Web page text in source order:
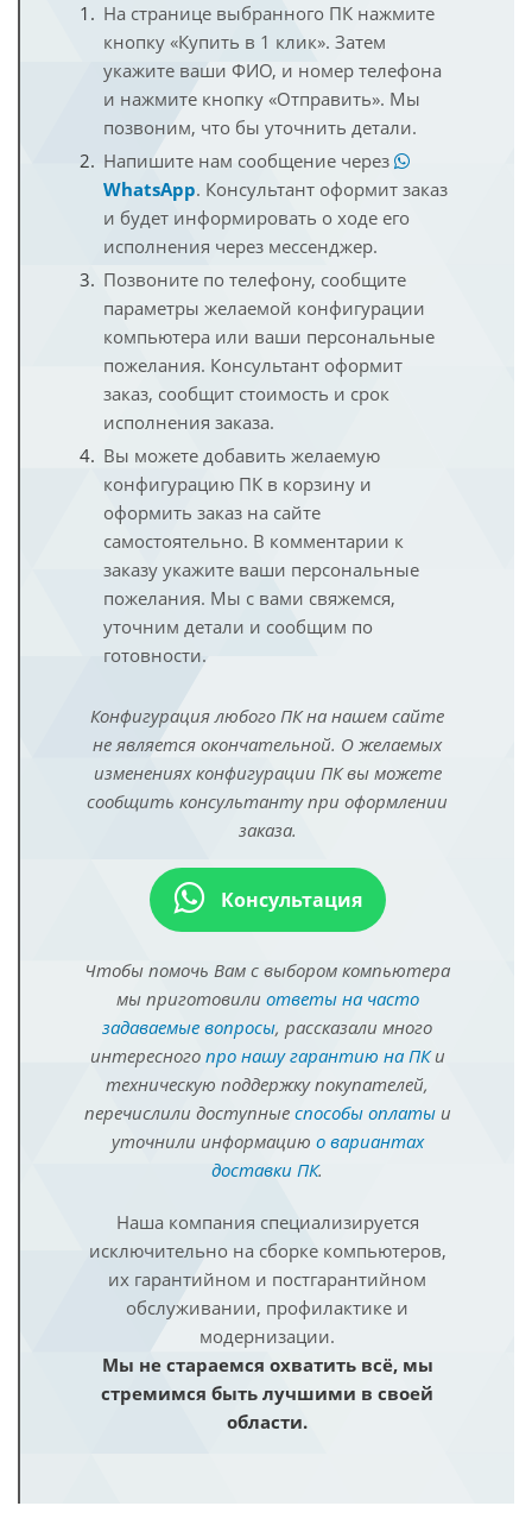
На странице выбранного ПК нажмите
кнопку «Купить в 1 клик». Затем
укажите ваши ФИО, и номер телефона
и нажмите кнопку «Отправить». Мы
позвоним, что бы уточнить детали.
Напишите нам сообщение через
WhatsApp. Консультант оформит заказ
и будет информировать о ходе его
исполнения через мессенджер.
Позвоните по телефону, сообщите
параметры желаемой конфигурации
компьютера или ваши персональные
пожелания. Консультант оформит
заказ, сообщит стоимость и срок
исполнения заказа.
Вы можете добавить желаемую
конфигурацию ПК в корзину и
оформить заказ на сайте
самостоятельно. В комментарии к
заказу укажите ваши персональные
пожелания. Мы с вами свяжемся,
уточним детали и сообщим по
готовности.
Конфигурация любого ПК на нашем сайте
не является окончательной. О желаемых
изменениях конфигурации ПК вы можете
сообщить консультанту при оформлении
заказа.
Консультация
Чтобы помочь Вам с выбором компьютера
мы приготовили ответы на часто
задаваемые вопросы, рассказали много
интересного про нашу гарантию на ПКи
техническую поддержку покупателей,
перечислили доступные способы оплатыи
уточнили информацию о вариантах
доставки ПК.
Наша компания специализируется
исключительно на сборке компьютеров,
их гарантийном и постгарантийном
обслуживании, профилактике и
модернизации.
Мы не стараемся охватить всё, мы
стремимся быть лучшими в своей
области.